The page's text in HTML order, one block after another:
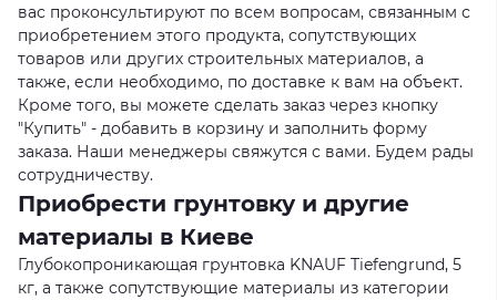
вас проконсультируют по всем вопросам, связанным с
приобретением этого продукта, сопутствующих
товаров или других строительных материалов, а
также, если необходимо, по доставке к вам на объект.
Кроме того, вы можете сделать заказ через кнопку
"Купить" - добавить в корзину и заполнить форму
заказа. Наши менеджеры свяжутся с вами. Будем рады
сотрудничеству.
Приобрести грунтовку и другие
материалы в Киеве
Глубокопроникающая грунтовка KNAUF Tiefengrund, 5
кг, а также сопутствующие материалы из категории